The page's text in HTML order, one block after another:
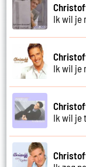
Ik wil je
Ik wil je
Ik wil je